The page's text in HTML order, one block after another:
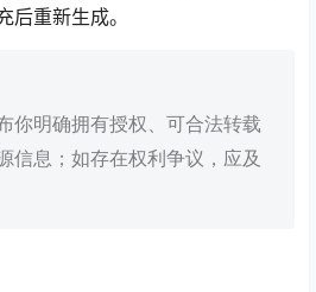
后重新生成。
你明确拥有授权、可合法转载
信息；如存在权利争议，应及